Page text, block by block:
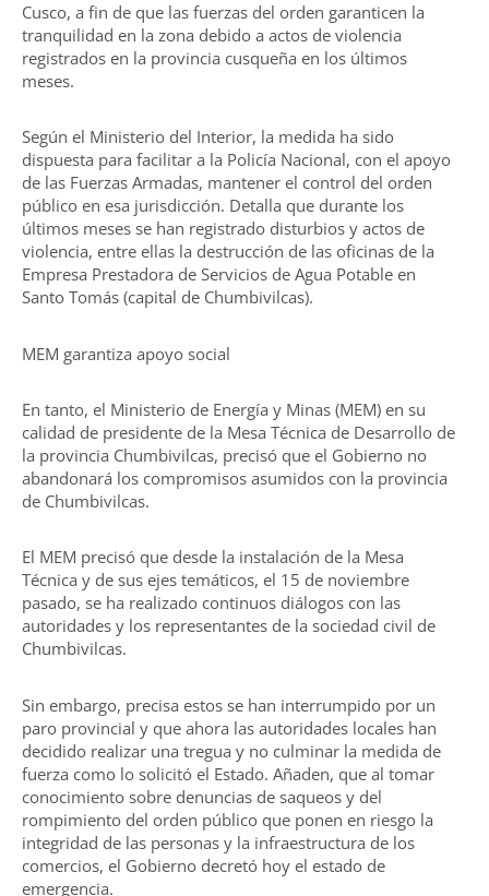
Cusco, a fin de que las fuerzas del orden garanticen la
tranquilidad en la zona debido a actos de violencia
registrados en la provincia cusqueña en los últimos
meses.
Según el Ministerio del Interior, la medida ha sido
dispuesta para facilitar a la Policía Nacional, con el apoyo
de las Fuerzas Armadas, mantener el control del orden
público en esa jurisdicción. Detalla que durante los
últimos meses se han registrado disturbios y actos de
violencia, entre ellas la destrucción de las oficinas de la
Empresa Prestadora de Servicios de Agua Potable en
Santo Tomás (capital de Chumbivilcas).
MEM garantiza apoyo social
En tanto, el Ministerio de Energía y Minas (MEM) en su
calidad de presidente de la Mesa Técnica de Desarrollo de
la provincia Chumbivilcas, precisó que el Gobierno no
abandonará los compromisos asumidos con la provincia
de Chumbivilcas.
El MEM precisó que desde la instalación de la Mesa
Técnica y de sus ejes temáticos, el 15 de noviembre
pasado, se ha realizado continuos diálogos con las
autoridades y los representantes de la sociedad civil de
Chumbivilcas.
Sin embargo, precisa estos se han interrumpido por un
paro provincial y que ahora las autoridades locales han
decidido realizar una tregua y no culminar la medida de
fuerza como lo solicitó el Estado. Añaden, que al tomar
conocimiento sobre denuncias de saqueos y del
rompimiento del orden público que ponen en riesgo la
integridad de las personas y la infraestructura de los
comercios, el Gobierno decretó hoy el estado de
emergencia.